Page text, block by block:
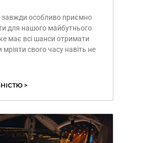
завжди особливо приємно
для нашого майбутнього
має всі шанси отримати
свого часу навіть не
>